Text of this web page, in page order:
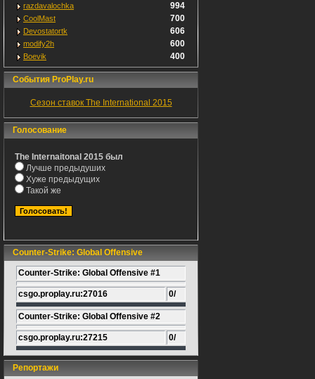
razdavalochka 994
CoolMast 700
Devostatortk 606
modify2h 600
Boevik 400
События ProPlay.ru
Сезон ставок The International 2015
Голосование
The Internaitonal 2015 был
Лучше предыдуших
Хуже предыдущих
Такой же
Counter-Strike: Global Offensive
Counter-Strike: Global Offensive #1
csgo.proplay.ru:27016 0/
Counter-Strike: Global Offensive #2
csgo.proplay.ru:27215 0/
Репортажи